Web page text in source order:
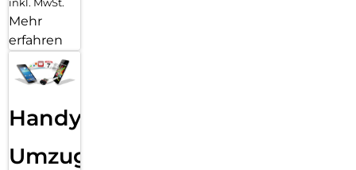
inkl. MwSt.
Mehr
erfahren
Handy
Umzug